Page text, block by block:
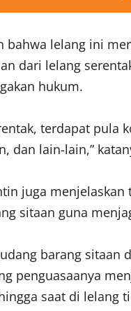
bahwa lelang ini
dari lelang
hukum.
terdapat pula
dan lain-lain,”
juga
sitaan guna
barang sitaan
penguasaanya
saat di lelang